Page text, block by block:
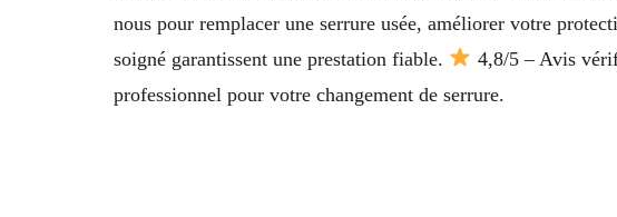
nous pour remplacer une serrure usée, améliorer votre
soigné garantissent une prestation fiable.
4,8/5 – Avis
professionnel pour votre changement de serrure.